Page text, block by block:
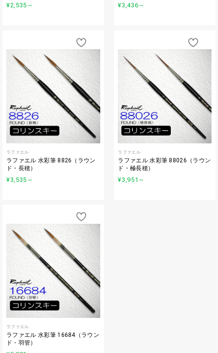
¥2,535 ～ ¥3,436～
ラファエル
ラファエル 水彩筆 8826（ラウン
ド・長穂）
¥3,535 ～
ラファエル
ラファエル 水彩筆 88026（ラウン
ド・極長穂）
¥3,951 ～
ラファエル
ラファエル 水彩筆 16684（ラウン
ド・羽管）